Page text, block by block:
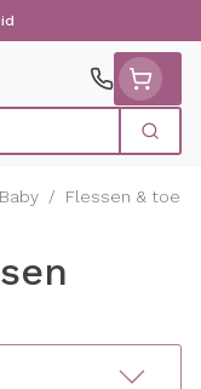
Zoek
Baby / Flessen &